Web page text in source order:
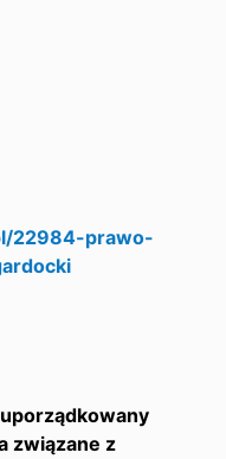
22984-prawo-
związane z